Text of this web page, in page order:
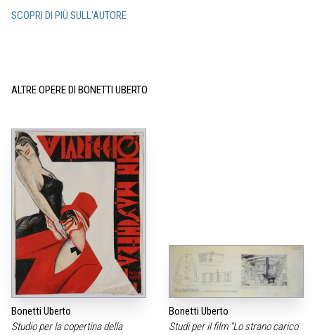
SCOPRI DI PIÙ SULL'AUTORE
ALTRE OPERE DI BONETTI UBERTO
Bonetti Uberto
Studio per la copertina della
Bonetti Uberto
Studi per il film "Lo strano carico